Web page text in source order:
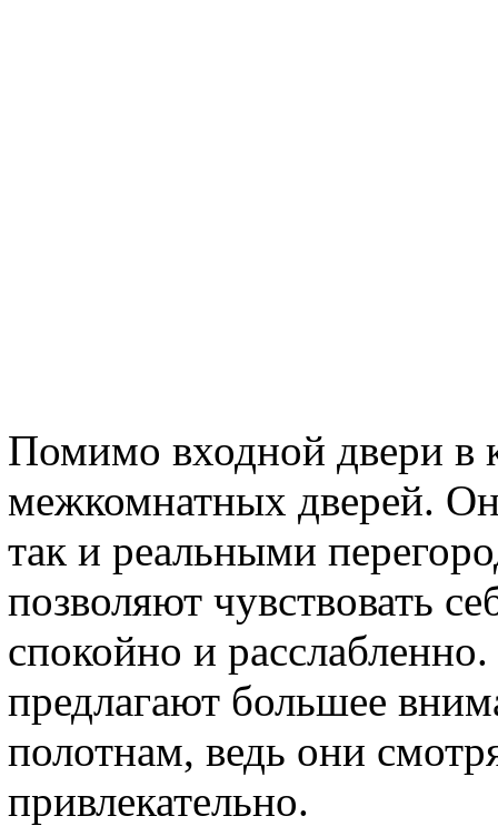
Помимо входной двери в
межкомнатных дверей.
так и реальными
позволяют чувствовать
спокойно и
предлагают большее
полотнам, ведь они
привлекательно.